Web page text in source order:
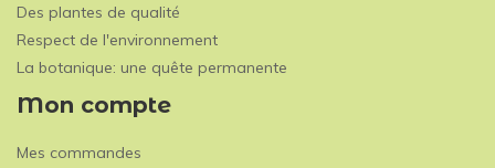
Des plantes de qualité
Respect de l'environnement
La botanique: une quête permanente
Mon compte
Mes commandes